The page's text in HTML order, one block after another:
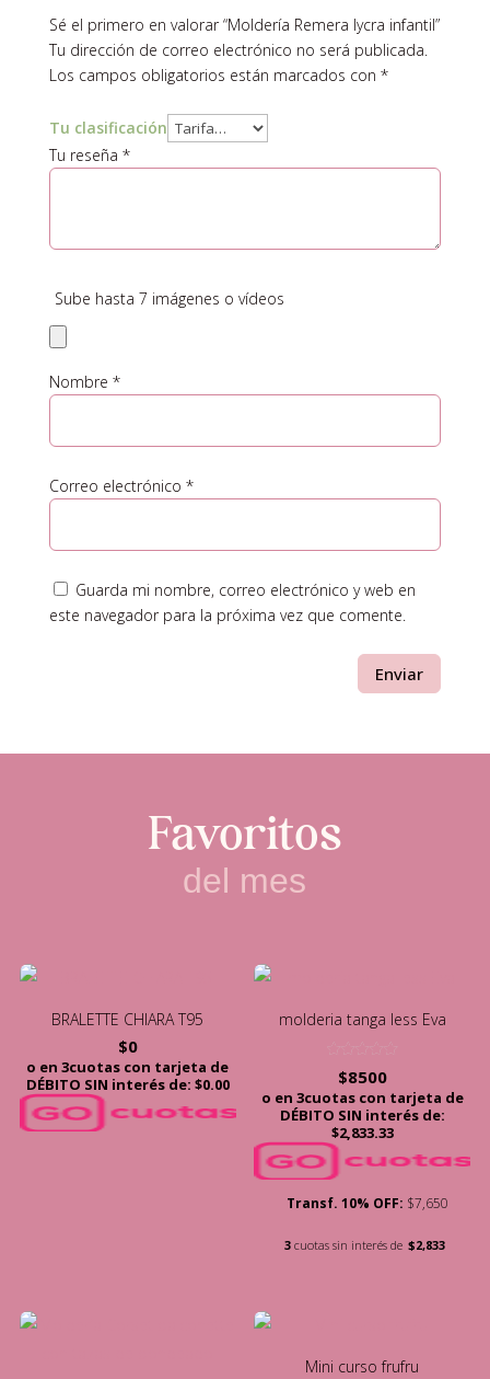
Sé el primero en valorar “Moldería Remera lycra infantil”
Tu dirección de correo electrónico no será publicada.
Los campos obligatorios están marcados con *
Tu clasificación
Tu reseña *
Sube hasta 7 imágenes o vídeos
Nombre *
Correo electrónico *
Guarda mi nombre, correo electrónico y web en
este navegador para la próxima vez que comente.
Enviar
Favoritos
del mes
BRALETTE CHIARA T95
$0
o en 3cuotas con tarjeta de
DÉBITO SIN interés de: $0.00
molderia tanga less Eva
con
5.00
de 5
$8500
o en 3cuotas con tarjeta de
DÉBITO SIN interés de:
$2,833.33
Transf. 10% OFF: $7,650
3 cuotas sin interés de $2,833
Mini curso frufru